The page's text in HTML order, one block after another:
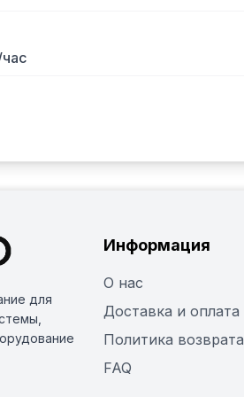
для
Информация
О нас
Доставка и оплата
Политика возврата
FAQ